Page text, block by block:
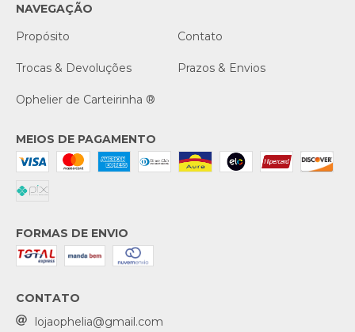
NAVEGAÇÃO
Propósito
Contato
Trocas & Devoluções Prazos & Envios
Ophelier de Carteirinha ®
MEIOS DE PAGAMENTO
FORMAS DE ENVIO
CONTATO
lojaophelia@gmail.com